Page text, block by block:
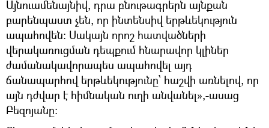
Այնուամենայնիվ, դրա բնութագրերն այնքան
բարենպաստ չեն, որ ինտենսիվ երթևեկություն
ապահովեն: Սակայն որոշ հատվածների
վերակառուցման դեպքում հնարավոր կլիներ
ժամանակավորապես ապահովել այդ
ճանապարհով երթևեկությունը՝ հաշվի առնելով, որ
այն դժվար է հիմնական ուղի անվանել»,-ասաց
Բեզոյանը։